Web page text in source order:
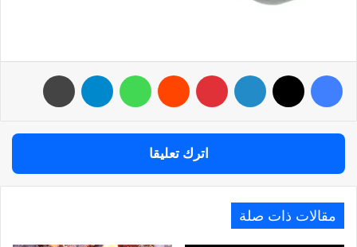
فيسبوك لينكدإن بينتيريست واتساب تيلقرام
اترك تعليقا
مقالات ذات صلة